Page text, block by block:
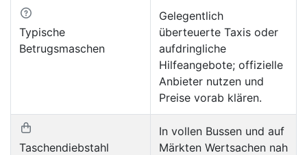
Typische
Betrugsmaschen
Gelegentlich
überteuerte Taxis oder
aufdringliche
Hilfeangebote; offizielle
Anbieter nutzen und
Preise vorab klären.
Taschendiebstahl
In vollen Bussen und auf
Märkten Wertsachen nah